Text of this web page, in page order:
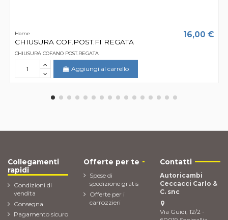
Home
CHIUSURA COF.POST.FI REGATA
16,00 €
CHIUSURA COFANO POST.REGATA
Aggiungi al carrello
Collegamenti
rapidi
Condizioni di
vendita
Consegna
Pagamento sicuro
Offerte per te
Spese di
spedizione gratis
Offerte per i
carrozzieri
Contatti
Autoricambi
Ceccacci Carlo &
C. snc
Via Guidi, 12/2 -